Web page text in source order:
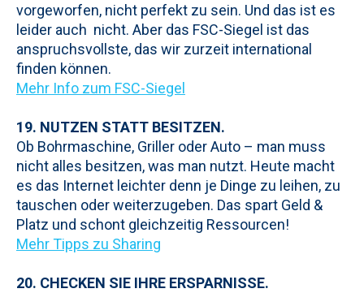
vorgeworfen, nicht perfekt zu sein. Und das ist es
leider auch nicht. Aber das FSC-Siegel ist das
anspruchsvollste, das wir zurzeit international
finden können.
Mehr Info zum FSC-Siegel
19. NUTZEN STATT BESITZEN.
Ob Bohrmaschine, Griller oder Auto – man muss
nicht alles besitzen, was man nutzt. Heute macht
es das Internet leichter denn je Dinge zu leihen, zu
tauschen oder weiterzugeben. Das spart Geld &
Platz und schont gleichzeitig Ressourcen!
Mehr Tipps zu Sharing
20. CHECKEN SIE IHRE ERSPARNISSE.